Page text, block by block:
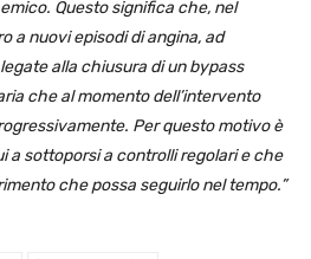
Questo significa che, nel
a nuovi episodi di angina, ad
alla chiusura di un bypass
che al momento dell’intervento
Per questo motivo è
a sottoporsi a controlli regolari e che
che possa seguirlo nel tempo.”